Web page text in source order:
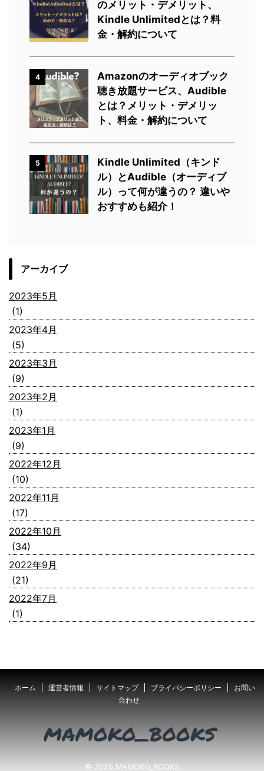
のメリット・デメリット、
Kindle Unlimitedとは？料
金・解約について
4
Amazonのオーディオブック
聴き放題サービス、Audible
とは？メリット・デメリッ
ト、料金・解約について
5
Kindle Unlimited（キンド
ル）とAudible（オーディブ
ル）って何が違うの？ 違いや
おすすめも紹介！
アーカイブ
2023年5月
(1)
2023年4月
(5)
2023年3月
(9)
2023年2月
(1)
2023年1月
(9)
2022年12月
(10)
2022年11月
(17)
2022年10月
(34)
2022年9月
(21)
2022年7月
(1)
ホーム 運営者情報 サイトマップ ブライバシーポリシー
お問い
合わせ
© 2026 MAMOKO_BOOKS